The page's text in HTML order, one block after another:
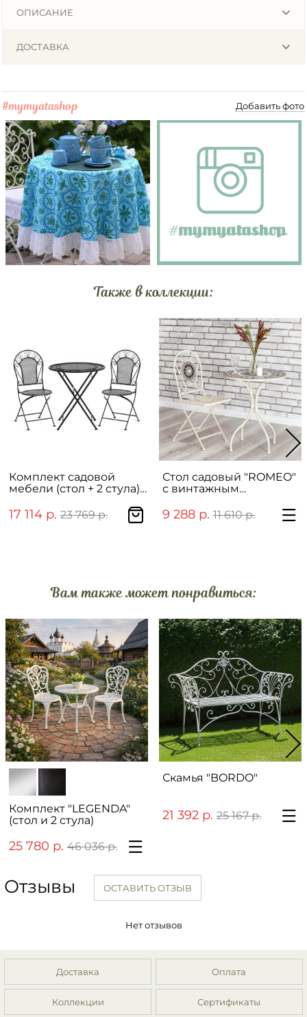
ОПИСАНИЕ
ДОСТАВКА
#mymyatashop Добавить фото
Также в коллекции:
Комплект садовой
мебели (стол + 2 стула)
17 114 р. 23 769 р.
Стол садовый "ROMEO"
с винтажным
мозаики
9 288 р. 11 610 р.
Вам также может понравиться:
Комплект "LEGENDA"
(стол и 2 стула)
25 780 р. 46 036 р.
Скамья "BORDO"
21 392 р. 25 167 р.
Отзывы ОСТАВИТЬ ОТЗЫВ
Нет отзывов
Доставка Оплата
Коллекции Сертификаты